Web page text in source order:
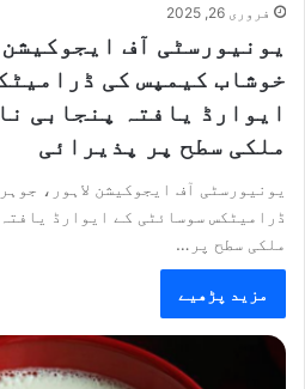
فروری 26, 2025
یونیورسٹی آف
خوشاب کیمپس کی
ایوارڈ یافتہ پنجابی
ملکی سطح پر پذیرائی
یونیورسٹی آف ایجوکیشن لاہور،
ڈرامیٹکس سوسائٹی کے ایوارڈ
ملکی سطح پر…
مزید پڑھیے